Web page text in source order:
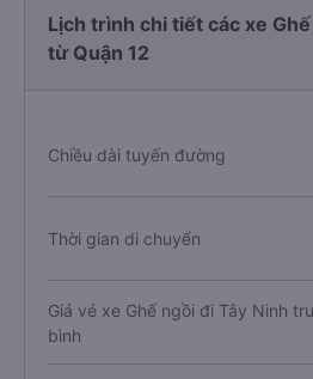
Lịch trình chi tiết các xe
từ Quận 12
Chiều dài tuyến đường
Thời gian di chuyển
Giá vé xe Ghế ngồi đi Tây Ninh
bình